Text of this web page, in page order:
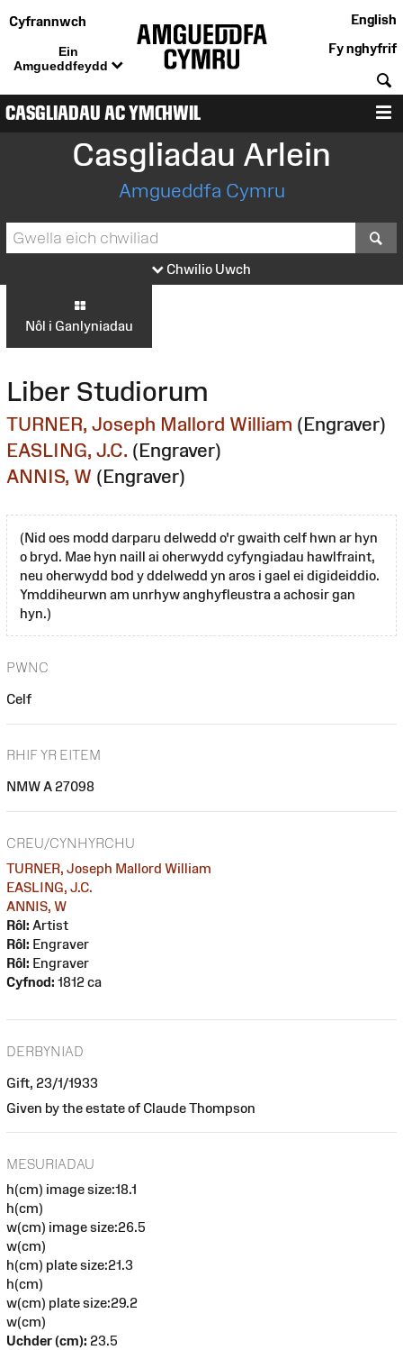
Cyfrannwch
Ein
Amgueddfeydd
English
Fy nghyfrif
CASGLIADAU AC YMCHWIL
Casgliadau Arlein
Amgueddfa Cymru
Chwilio Uwch
Nôl i Ganlyniadau
Liber Studiorum
TURNER, Joseph Mallord William (Engraver)
EASLING, J.C. (Engraver)
ANNIS, W (Engraver)
(Nid oes modd darparu delwedd o'r gwaith celf hwn ar hyn
o bryd. Mae hyn naill ai oherwydd cyfyngiadau hawlfraint,
neu oherwydd bod y ddelwedd yn aros i gael ei digideiddio.
Ymddiheurwn am unrhyw anghyfleustra a achosir gan
hyn.)
PWNC
Celf
RHIF YR EITEM
NMW A 27098
CREU/CYNHYRCHU
TURNER, Joseph Mallord William
EASLING, J.C.
ANNIS, W
Rôl: Artist
Rôl: Engraver
Rôl: Engraver
Cyfnod: 1812 ca
DERBYNIAD
Gift, 23/1/1933
Given by the estate of Claude Thompson
MESURIADAU
h(cm) image size:18.1
h(cm)
w(cm) image size:26.5
w(cm)
h(cm) plate size:21.3
h(cm)
w(cm) plate size:29.2
w(cm)
Uchder (cm): 23.5